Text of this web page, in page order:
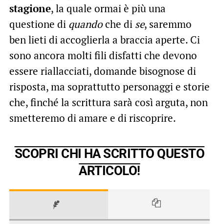
stagione, la quale ormai è più una
questione di quandoche di se, saremmo
ben lieti di accoglierla a braccia aperte. Ci
sono ancora molti fili disfatti che devono
essere riallacciati, domande bisognose di
risposta, ma soprattutto personaggi e storie
che, finché la scrittura sarà così arguta, non
smetteremo di amare e di riscoprire.
SCOPRI CHI HA SCRITTO QUESTO
ARTICOLO!